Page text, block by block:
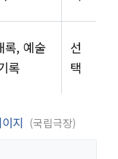
록, 예술
록
선
택
지 국립극장